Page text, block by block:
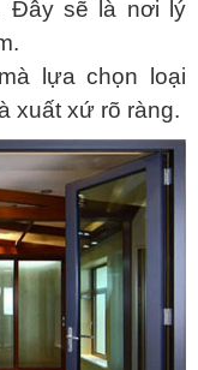
Đây sẽ là nơi lý
lựa chọn loại
xuất xứ rõ ràng.